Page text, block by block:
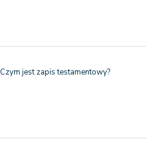
Czym jest zapis testamentowy?